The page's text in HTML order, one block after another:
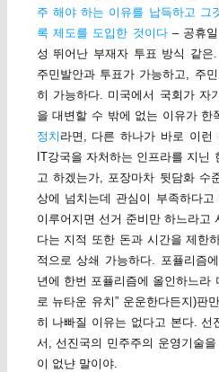
주 해야 하는 이유를 납득하고 그
록 제도를 도입한 것이다– 공휴일
성 뛰어난 부재자 투표 방식 같은
주민발안과 투표가 가능하고, 주
히 가능하다. 미국에서 국회가 자
을 대변할 수 밖에 없는 이유가 한
정치 라면, 다른 하나가 바로 이런
IT강국을 자처하는 인프라를 지닌
고 하겠는가, 포장마차 뒷담화 수
상에 넘치는데 관심이 부족하다
이루어지면 선거 준비만 하느라고
다는 지적 또한 돈과 시간을 제한
적으로 상쇄 가능하다. 포퓰리즘
년에 한번 포퓰리즘에 올인하느라
로 뉴타운 유치” 운운한다든지)판
히 나빠질 이유는 없다고 본다. 선
서, 선진국의 민주주의 운영기술
이 없냔 말이야.